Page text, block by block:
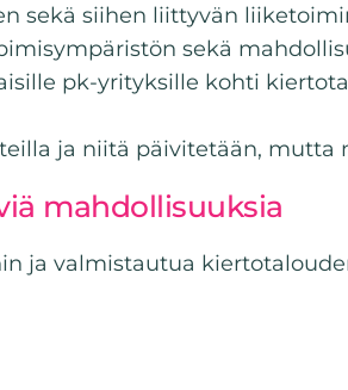
sekä siihen liittyvän
sekä
pk-yrityksille kohti
ja niitä päivitetään, mutta
mahdollisuuksia
ja valmistautua